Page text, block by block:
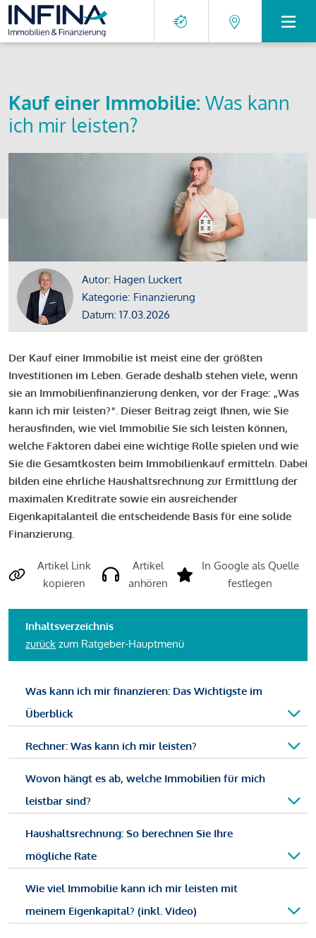
Kauf einer Immobilie: Was kann
ich mir leisten?
Autor: Hagen Luckert
Kategorie: Finanzierung
Datum: 17.03.2026
Der Kauf einer Immobilie ist meist eine der größten
Investitionen im Leben. Gerade deshalb stehen viele, wenn
sie an Immobilienfinanzierung denken, vor der Frage: „Was
kann ich mir leisten?“. Dieser Beitrag zeigt Ihnen, wie Sie
herausfinden, wie viel Immobilie Sie sich leisten können,
welche Faktoren dabei eine wichtige Rolle spielen und wie
Sie die Gesamtkosten beim Immobilienkauf ermitteln. Dabei
bilden eine ehrliche Haushaltsrechnung zur Ermittlung der
maximalen Kreditrate sowie ein ausreichender
Eigenkapitalanteil die entscheidende Basis für eine solide
Finanzierung.
Artikel Link
kopieren
Artikel
anhören
In Google als Quelle
festlegen
Inhaltsverzeichnis
zurück zum Ratgeber-Hauptmenü
Was kann ich mir finanzieren: Das Wichtigste im
Überblick
Rechner: Was kann ich mir leisten?
Wovon hängt es ab, welche Immobilien für mich
leistbar sind?
Haushaltsrechnung: So berechnen Sie Ihre
mögliche Rate
Wie viel Immobilie kann ich mir leisten mit
meinem Eigenkapital? (inkl. Video)